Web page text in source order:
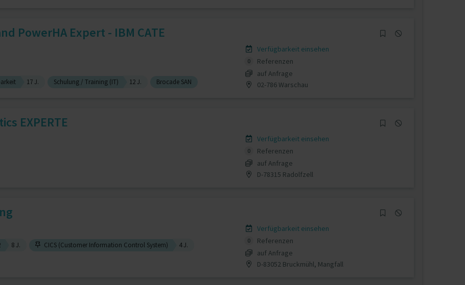
PowerHA Expert - IBM CATE
17 J. Schulung / Training (IT) 12 J. Brocade SAN
Verfügbarkeit einsehen
0
Referenzen
auf Anfrage
02-786 Warschau
EXPERTE
Verfügbarkeit einsehen
0
Referenzen
auf Anfrage
D-78315 Radolfzell
8 J. CICS (Customer Information Control System)
4 J.
Verfügbarkeit einsehen
0
Referenzen
auf Anfrage
D-83052 Bruckmühl, Mangfall